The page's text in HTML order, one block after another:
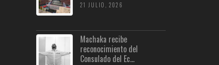
21 JULIO, 2026
Machaka recibe
reconocimiento del
Consulado del Ec...